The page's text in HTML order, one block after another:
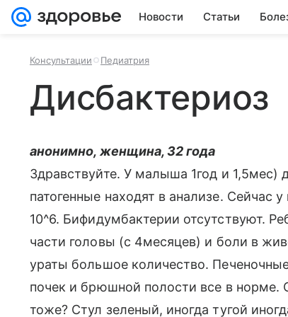
Новости Статьи
Консультации Педиатрия
Дисбактериоз
анонимно, женщина, 32 года
Здравствуйте. У малыша 1год и 1,5мес)
патогенные находят в анализе. Сейчас
10^6. Бифидумбактерии отсутствуют.
части головы (с 4месяцев) и боли в
ураты большое количество.
почек и брюшной полости все в норме.
тоже? Стул зеленый, иногда тугой